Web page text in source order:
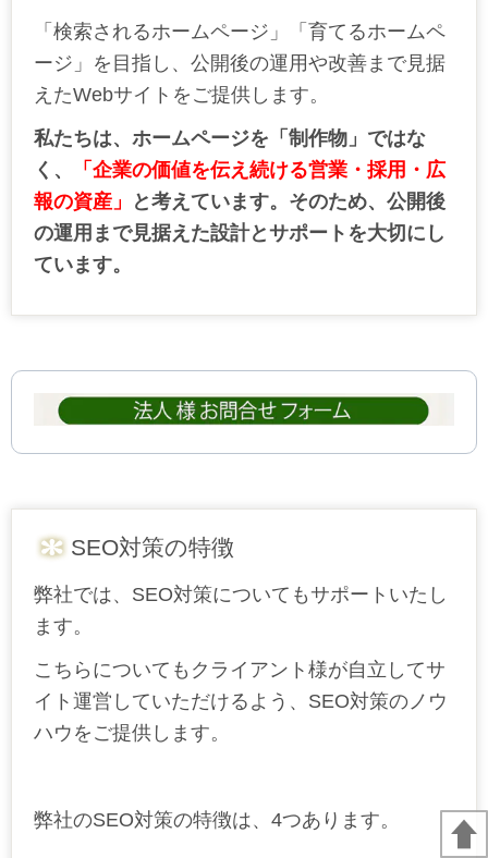
「検索されるホームページ」「育てるホームペ
ージ」を目指し、公開後の運用や改善まで見据
えたWebサイトをご提供します。
私たちは、ホームページを「制作物」ではな
く、
「企業の価値を伝え続ける営業・採用・広
報の資産」
と考えています。そのため、公開後
の運用まで見据えた設計とサポートを大切にし
ています。
SEO対策の特徴
弊社では、SEO対策についてもサポートいたし
ます。
こちらについてもクライアント様が自立してサ
イト運営していただけるよう、SEO対策のノウ
ハウをご提供します。
弊社のSEO対策の特徴は、4つあります。